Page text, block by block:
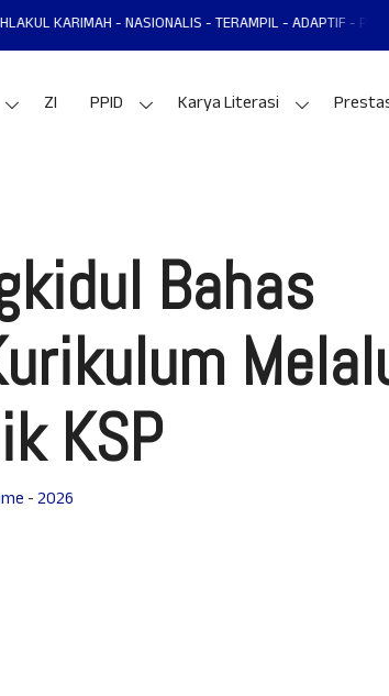
- NASIONALIS - TERAMPIL - ADAPTIF - PRESTASI
ZI PPID Karya Literasi
Bahas
KSP
-2026